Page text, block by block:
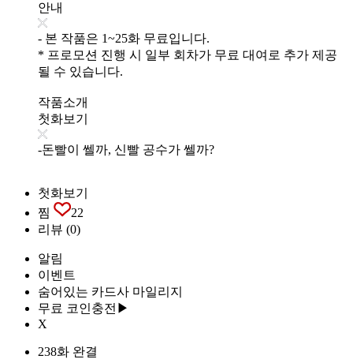
안내
- 본 작품은 1~25화 무료입니다.
* 프로모션 진행 시 일부 회차가 무료 대여로 추가 제공
될 수 있습니다.
작품소개
첫화보기
-돈빨이 쎌까, 신빨 공수가 쎌까?
첫화보기
찜
22
리뷰 (0)
알림
이벤트
숨어있는 카드사 마일리지
무료 코인충전▶
X
238화 완결